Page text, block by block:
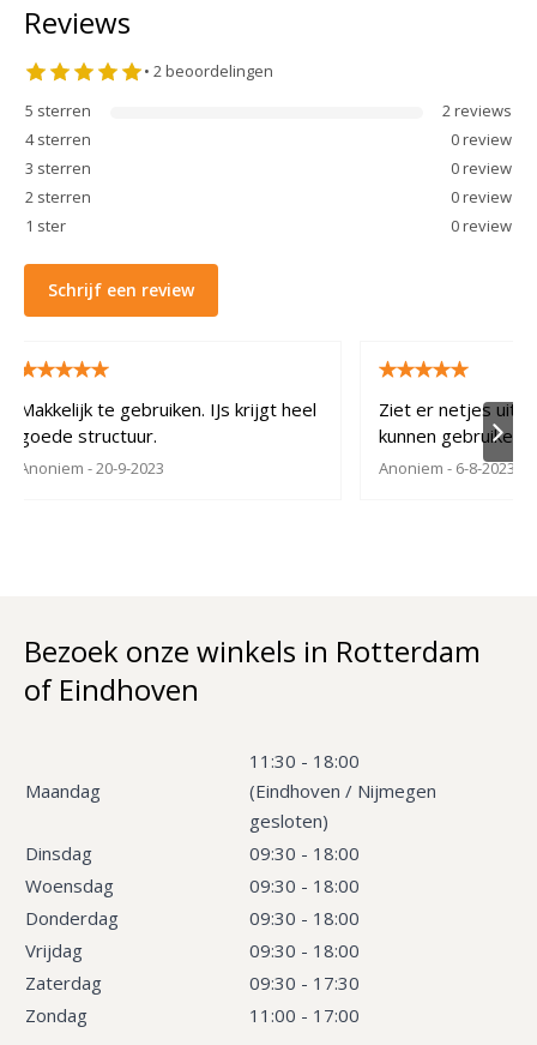
Reviews
• 2 beoordelingen
5 sterren 2 reviews
4 sterren 0review
3 sterren 0review
2 sterren 0review
1 ster 0review
Schrijf een review
Makkelijk te gebruiken. IJs krijgt heel
goede structuur.
Anoniem - 20-9-2023
Ziet er netjes uit,
kunnen gebruiken
Anoniem- 6-8-2023
Bezoek onze winkels in Rotterdam
of Eindhoven
Maandag
11:30 - 18:00
(Eindhoven / Nijmegen
gesloten)
Dinsdag
09:30 - 18:00
Woensdag
09:30 - 18:00
Donderdag
09:30 - 18:00
Vrijdag
09:30 - 18:00
Zaterdag
09:30 - 17:30
Zondag
11:00 - 17:00